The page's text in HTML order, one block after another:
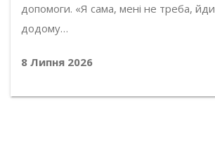
допомоги. «Я сама, мені не треба, йди
додому…
8 Липня 2026